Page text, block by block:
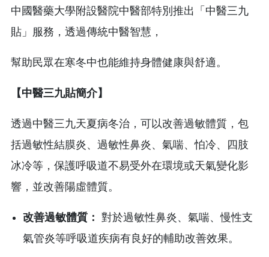
中國醫藥大學附設醫院中醫部特別推出「中醫三九
貼」服務，透過傳統中醫智慧，
幫助民眾在寒冬中也能維持身體健康與舒適。
【中醫三九貼簡介】
透過中醫三九天夏病冬治，可以改善過敏體質，包
括過敏性結膜炎、過敏性鼻炎、氣喘、怕冷、四肢
冰冷等，保護呼吸道不易受外在環境或天氣變化影
響，並改善陽虛體質。
改善過敏體質： 對於過敏性鼻炎、氣喘、慢性支
氣管炎等呼吸道疾病有良好的輔助改善效果。